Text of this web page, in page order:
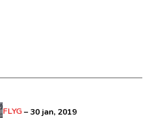
FLYG–30 jan, 2019